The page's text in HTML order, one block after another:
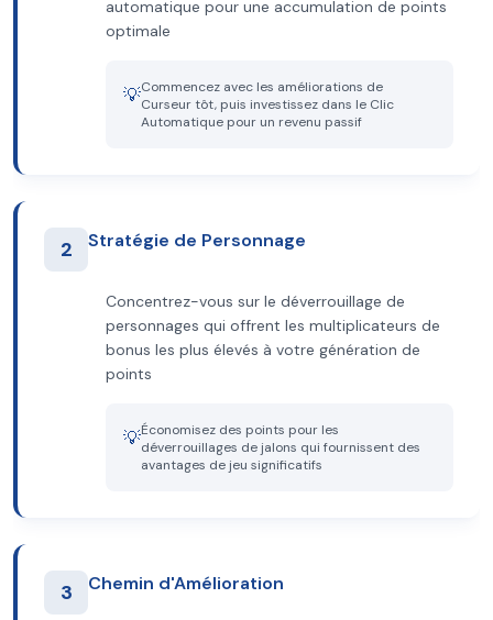
automatique pour une accumulation de points
optimale
💡Commencez avec les améliorations de
Curseur tôt, puis investissez dans le Clic
Automatique pour un revenu passif
2 Stratégie de Personnage
Concentrez-vous sur le déverrouillage de
personnages qui offrent les multiplicateurs de
bonus les plus élevés à votre génération de
points
💡Économisez des points pour les
déverrouillages de jalons qui fournissent des
avantages de jeu significatifs
3 Chemin d'Amélioration